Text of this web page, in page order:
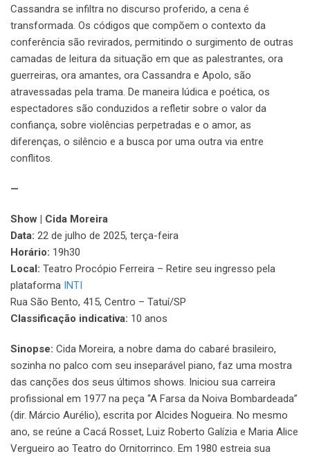
Cassandra se infiltra no discurso proferido, a cena é
transformada. Os códigos que compõem o contexto da
conferência são revirados, permitindo o surgimento de outras
camadas de leitura da situação em que as palestrantes, ora
guerreiras, ora amantes, ora Cassandra e Apolo, são
atravessadas pela trama. De maneira lúdica e poética, os
espectadores são conduzidos a refletir sobre o valor da
confiança, sobre violências perpetradas e o amor, as
diferenças, o silêncio e a busca por uma outra via entre
conflitos.
—
Show | Cida Moreira
Data: 22 de julho de 2025, terça-feira
Horário: 19h30
Local: Teatro Procópio Ferreira – Retire seu ingresso pela
plataforma INTI
Rua São Bento, 415, Centro – Tatuí/SP
Classificação indicativa: 10 anos
Sinopse: Cida Moreira, a nobre dama do cabaré brasileiro,
sozinha no palco com seu inseparável piano, faz uma mostra
das canções dos seus últimos shows. Iniciou sua carreira
profissional em 1977 na peça “A Farsa da Noiva Bombardeada”
(dir. Márcio Aurélio), escrita por Alcides Nogueira. No mesmo
ano, se reúne a Cacá Rosset, Luiz Roberto Galízia e Maria Alice
Vergueiro ao Teatro do Ornitorrinco. Em 1980 estreia sua